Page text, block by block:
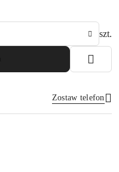
szt.
Zostaw telefon